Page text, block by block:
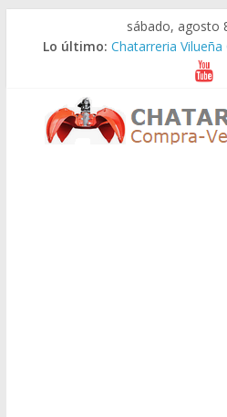
sábado, agosto
Lo último: Chatarreria
Chatarreria Zuera
Chatarreria
Chatarreria Zaida
Chatarreria